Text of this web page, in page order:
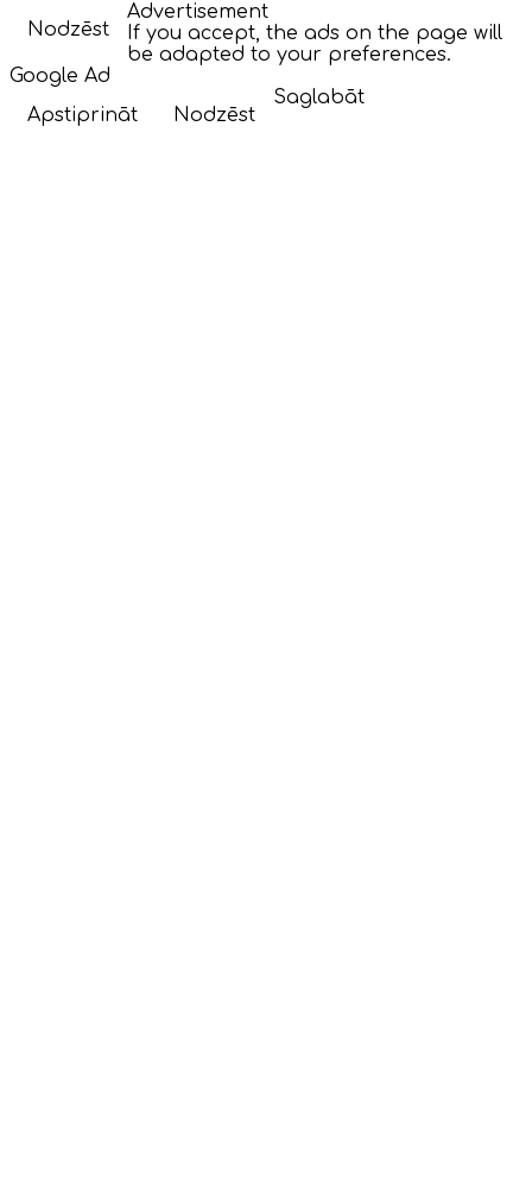
Nodzēst
Advertisement
If you accept, the ads on the page will
be adapted to your preferences.
Google Ad
Apstiprināt
Nodzēst
Saglabāt